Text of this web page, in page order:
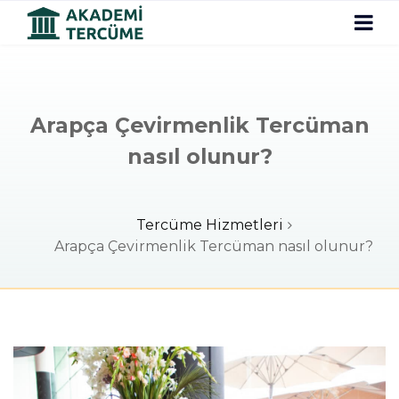
Arapça Çevirmenlik Tercüman
nasıl olunur?
Tercüme Hizmetleri
Arapça Çevirmenlik Tercüman nasıl olunur?